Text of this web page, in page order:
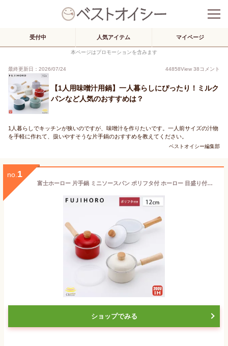
受付中 人気アイテム マイページ
本ページはプロモーションを含みます
最終更新日：2026/07/24 44858View 38コメント
【1人用味噌汁用鍋】一人暮らしにぴったり！ミルク
パンなど人気のおすすめは？
1人暮らしでキッチンが狭いのですが、味噌汁を作りたいです。一人前サイズの汁物
を手軽に作れて、扱いやすそうな片手鍋のおすすめを教えてください。
ベストオイシー編集部
no. 1
富士ホーロー 片手鍋 ミニソースパン ポリフタ付 ホーロー 目盛り付き 12cm 0.8L ガス火 IH対応【 ホーロー鍋 ミルクパン フタ付き 琺瑯 調理器具 離乳食 小鍋 小型 キッチン用品 白色 赤色 ミニ 一人暮らし 鍋 】
ショップでみる